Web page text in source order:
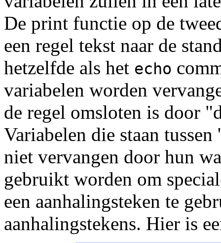
De print functie op de
een regel tekst naar de
hetzelfde als het echo
variabelen worden
de regel omsloten is door
Variabelen die staan
niet vervangen door hun
gebruikt worden om
een aanhalingsteken te
aanhalingstekens. Hier is